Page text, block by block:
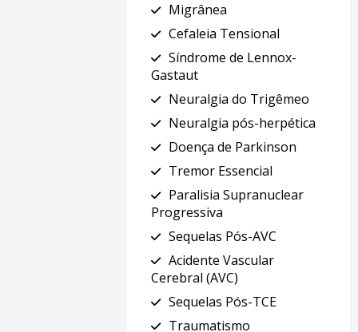
Migrânea
Cefaleia Tensional
Síndrome de Lennox-
Gastaut
Neuralgia do Trigêmeo
Neuralgia pós-herpética
Doença de Parkinson
Tremor Essencial
Paralisia Supranuclear
Progressiva
Sequelas Pós-AVC
Acidente Vascular
Cerebral (AVC)
Sequelas Pós-TCE
Traumatismo